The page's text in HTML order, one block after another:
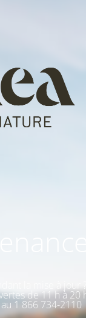
la mise à jour
de 11 h à 20
1 866 734-2110